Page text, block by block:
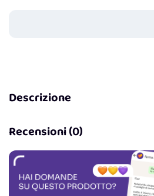
Descrizione
Recensioni (0)